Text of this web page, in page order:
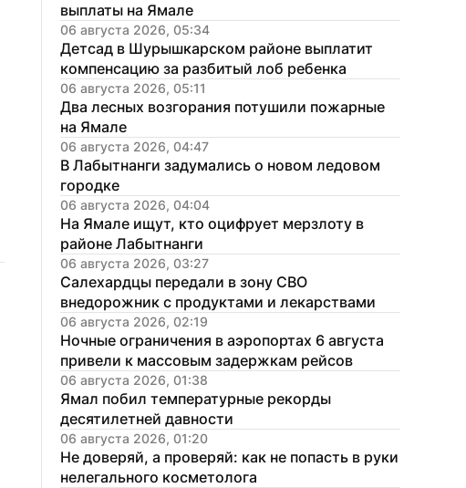
выплаты на Ямале
06 августа 2026, 05:34
Детсад в Шурышкарском районе выплатит
компенсацию за разбитый лоб ребенка
06 августа 2026, 05:11
Два лесных возгорания потушили пожарные
на Ямале
06 августа 2026, 04:47
В Лабытнанги задумались о новом ледовом
городке
06 августа 2026, 04:04
На Ямале ищут, кто оцифрует мерзлоту в
районе Лабытнанги
06 августа 2026, 03:27
Салехардцы передали в зону СВО
внедорожник с продуктами и лекарствами
06 августа 2026, 02:19
Ночные ограничения в аэропортах 6 августа
привели к массовым задержкам рейсов
06 августа 2026, 01:38
Ямал побил температурные рекорды
десятилетней давности
06 августа 2026, 01:20
Не доверяй, а проверяй: как не попасть в руки
нелегального косметолога